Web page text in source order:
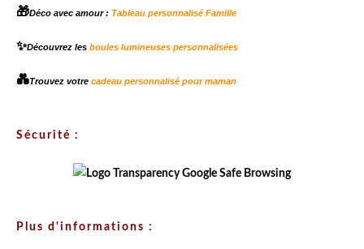
🎁Déco avec amour : Tableau personnalisé Famille
✨Découvrez les boules lumineuses personnalisées
💑Trouvez votre cadeau personnalisé pour maman
Sécurité :
Plus d'informations :